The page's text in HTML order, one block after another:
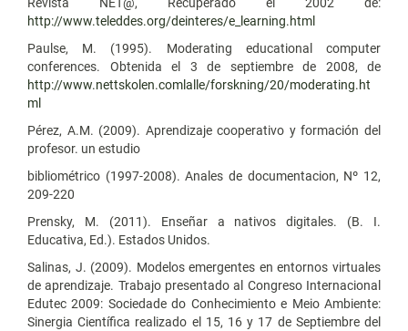
http://www.teleddes.org/deinteres/e_learning.html
Paulse, M. (1995). Moderating educational computer
conferences. Obtenida el 3 de septiembre de 2008, de
http://www.nettskolen.comlalle/forskning/20/moderating.ht
ml
Pérez, A.M. (2009). Aprendizaje cooperativo y formación del
profesor. un estudio
bibliométrico (1997-2008). Anales de documentacion, Nº 12,
209-220
Prensky, M. (2011). Enseñar a nativos digitales. (B. I.
Educativa, Ed.). Estados Unidos.
Salinas, J. (2009). Modelos emergentes en entornos virtuales
de aprendizaje. Trabajo presentado al Congreso Internacional
Edutec 2009: Sociedade do Conhecimiento e Meio Ambiente:
Sinergia Científica realizado el 15, 16 y 17 de Septiembre del